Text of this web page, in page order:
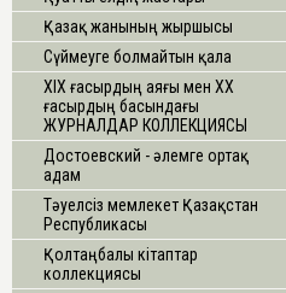
Қазақ жанының жыршысы
Сүймеуге болмайтын қала
ХІХ ғасырдың аяғы мен ХХ
ғасырдың басындағы
ЖУРНАЛДАР КОЛЛЕКЦИЯСЫ
Достоевский - әлемге ортақ
адам
Тәуелсіз мемлекет Қазақстан
Республикасы
Қолтаңбалы кітаптар
коллекциясы